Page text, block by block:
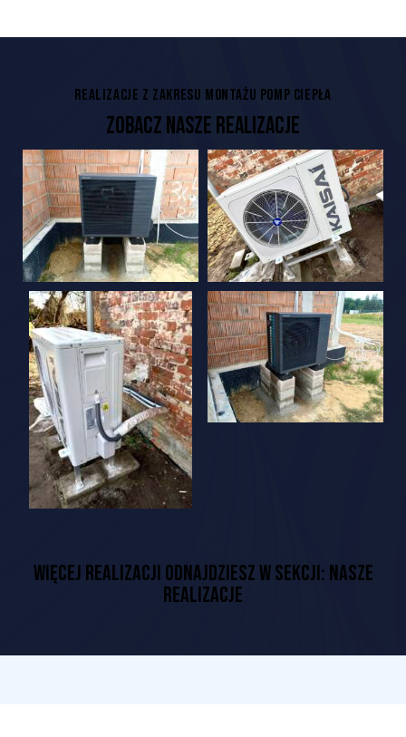
REALIZACJE Z ZAKRESU MONTAŻU POMP CIEPŁA
ZOBACZ NASZE REALIZACJE
WIĘCEJ REALIZACJI ODNAJDZIESZ W SEKCJI: NASZE
REALIZACJE